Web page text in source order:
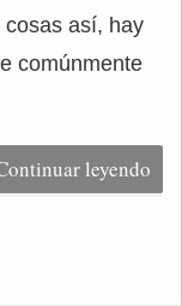
así, hay
comúnmente
leyendo